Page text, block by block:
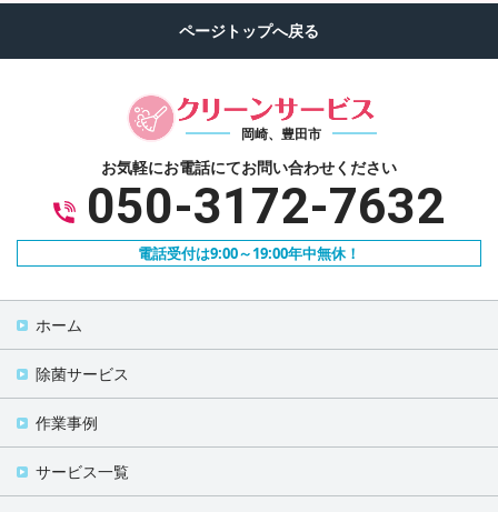
岡崎、豊田市
お気軽にお電話にてお問い合わせください
050-3172-7632
電話受付は9:00～19:00年中無休！
ホーム
除菌サービス
作業事例
サービス一覧